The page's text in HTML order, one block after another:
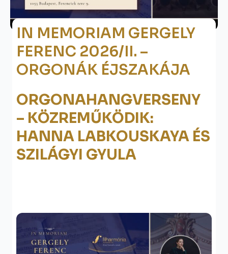
IN MEMORIAM GERGELY
FERENC 2026/II. –
ORGONÁK ÉJSZAKÁJA
ORGONAHANGVERSENY
– KÖZREMŰKÖDIK:
HANNA LABKOUSKAYA ÉS
SZILÁGYI GYULA